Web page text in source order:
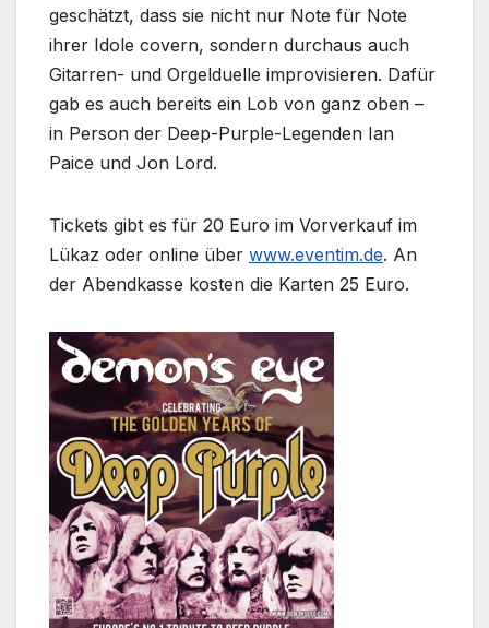
geschätzt, dass sie nicht nur Note für Note
ihrer Idole covern, sondern durchaus auch
Gitarren- und Orgelduelle improvisieren. Dafür
gab es auch bereits ein Lob von ganz oben –
in Person der Deep-Purple-Legenden Ian
Paice und Jon Lord.
Tickets gibt es für 20 Euro im Vorverkauf im
Lükaz oder online über www.eventim.de. An
der Abendkasse kosten die Karten 25 Euro.